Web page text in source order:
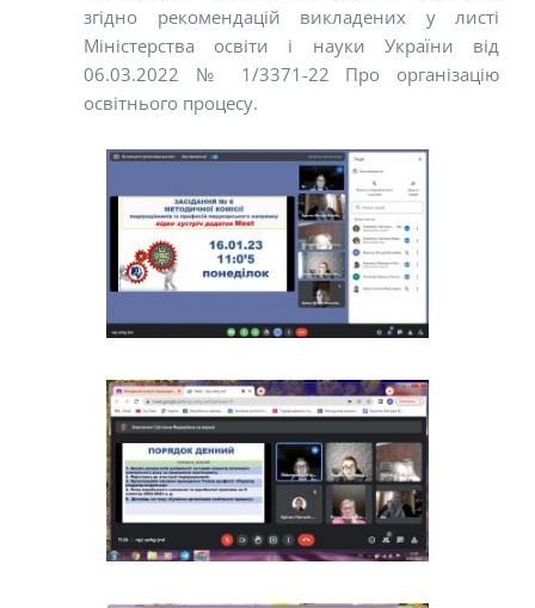
згідно рекомендацій викладених у листі
Міністерства освіти і науки України від
06.03.2022 № 1/3371-22 Про організацію
освітнього процесу.